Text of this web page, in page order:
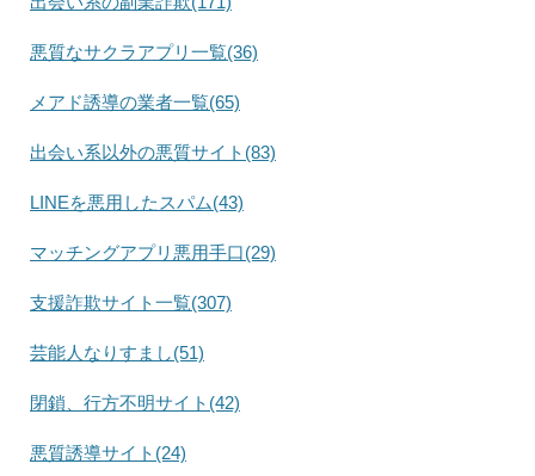
悪質なサクラアプリ一覧(36)
メアド誘導の業者一覧(65)
出会い系以外の悪質サイト(83)
LINEを悪用したスパム(43)
マッチングアプリ悪用手口(29)
支援詐欺サイト一覧(307)
芸能人なりすまし(51)
閉鎖、行方不明サイト(42)
悪質誘導サイト(24)